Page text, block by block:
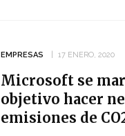
EMPRESAS 17 ENERO, 2020
Microsoft se
objetivo hacer
emisiones de